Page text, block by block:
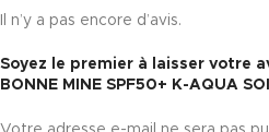
Il n’y a pas encore d’avis.
Soyez le premier à laisser votre
BONNE MINE SPF50+ K-AQUA